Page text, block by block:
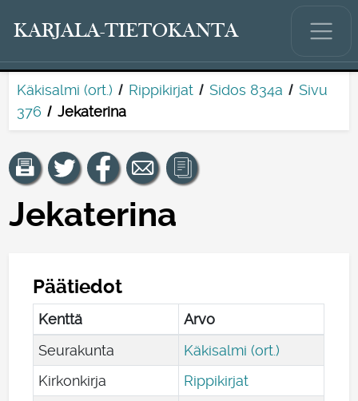
KARJALA-TIETOKANTA
Käkisalmi (ort.) Rippikirjat Sidos 834a
Sivu
376
Jekaterina
Jekaterina
Päätiedot
Kenttä
Arvo
Seurakunta
Käkisalmi (ort.)
Kirkonkirja
Rippikirjat